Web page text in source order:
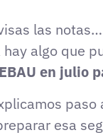
las
algo que
en julio
esa